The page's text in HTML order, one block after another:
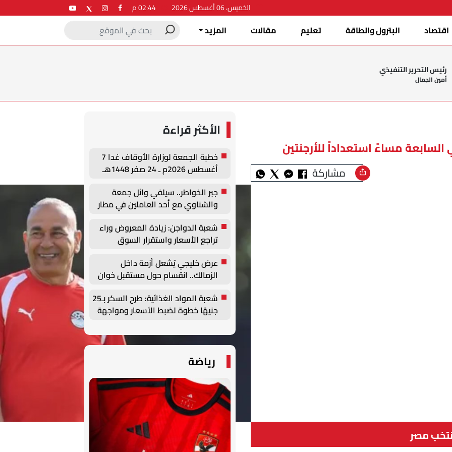
الخميس، 06 أغسطس 2026
اقتصاد البترول والطاقة تعليم مقالات المزيد
رئيس التحرير التنفيذي
أمين الجمال
مساءً استعداداً للأرجنتين
مشاركة
مصر
الأكثر قراءة
خطبة الجمعة لوزارة الأوقاف غدا 7
أغسطس 2026م ـ 24 صفر 1448هـ
جبر الخواطر.. سيلفي وائل جمعة
والشناوي مع أحد العاملين في مطار
شعبة الدواجن: زيادة المعروض وراء
تراجع الأسعار واستقرار السوق
عرض خليجي يُشعل أزمة داخل
الزمالك.. انقسام حول مستقبل خوان
شعبة المواد الغذائية: طرح السكر بـ25
جنيهًا خطوة لضبط الأسعار ومواجهة
رياضة